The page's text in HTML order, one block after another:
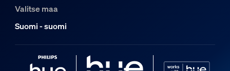
Valitse maa
Suomi - suomi